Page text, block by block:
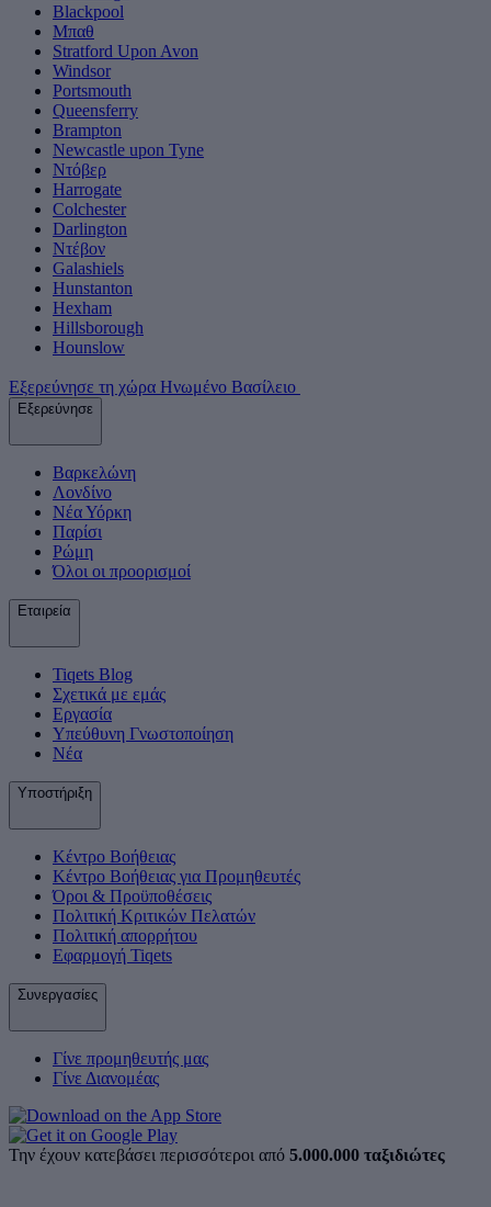
Blackpool
Μπαθ
Stratford Upon Avon
Windsor
Portsmouth
Queensferry
Brampton
Newcastle upon Tyne
Ντόβερ
Harrogate
Colchester
Darlington
Ντέβον
Galashiels
Hunstanton
Hexham
Hillsborough
Hounslow
Εξερεύνησε τη χώρα Ηνωμένο Βασίλειο
Εξερεύνησε
Βαρκελώνη
Λονδίνο
Νέα Υόρκη
Παρίσι
Ρώμη
Όλοι οι προορισμοί
Εταιρεία
Tiqets Βlog
Σχετικά με εμάς
Εργασία
Υπεύθυνη Γνωστοποίηση
Νέα
Υποστήριξη
Κέντρο Βοήθειας
Κέντρο Βοήθειας για Προμηθευτές
Όροι & Προϋποθέσεις
Πολιτική Κριτικών Πελατών
Πολιτική απορρήτου
Εφαρμογή Tiqets
Συνεργασίες
Γίνε προμηθευτής μας
Γίνε Διανομέας
Την έχουν κατεβάσει περισσότεροι από 5.000.000 ταξιδιώτες